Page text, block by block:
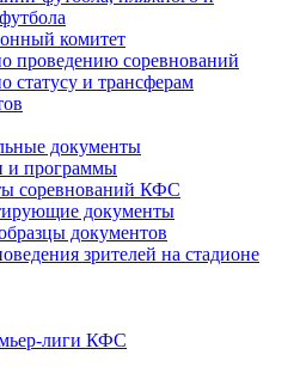
комитет
проведению соревнований
статусу и трансферам
документы
и программы
соревнований КФС
документы
документов
зрителей на стадионе
лиги КФС